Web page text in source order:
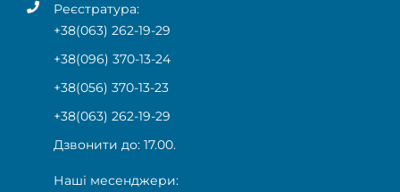
Реєстратура:
+38(063) 262-19-29
+38(096) 370-13-24
+38(056) 370-13-23
+38(063) 262-19-29
Дзвонити до: 17.00.
Наші месенджери: